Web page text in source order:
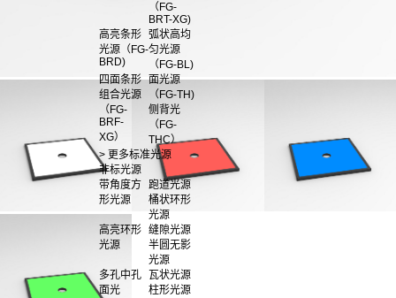
（FG-
BRT-XG)
高亮条形
光源（FG-
BRD)
弧状高均
匀光源
（FG-BL)
四面条形
组合光源
（FG-
BRF-
XG）
面光源
（FG-TH)
侧背光
（FG-
THC）
> 更多标准光源
非标光源
带角度方
形光源
跑道光源
桶状环形
光源
高亮环形
光源
缝隙光源
半圆无影
光源
多孔中孔
面光
瓦状光源
柱形光源